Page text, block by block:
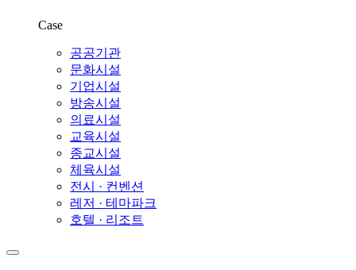
Case
공공기관
문화시설
기업시설
방송시설
의료시설
교육시설
종교시설
체육시설
전시 · 컨벤션
레저 · 테마파크
호텔 · 리조트